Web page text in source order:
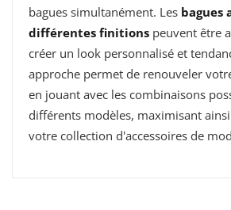
bagues simultanément. Les bagues
différentes finitions peuvent être
créer un look personnalisé et
approche permet de renouveler
en jouant avec les combinaisons
différents modèles, maximisant
votre collection d'accessoires de